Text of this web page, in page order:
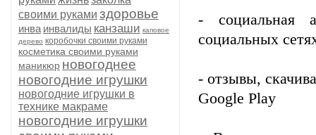
своими руками здоровье
инва инвалиды канзаши каповое
дерево коробочки своими руками
косметика своими руками
маникюр новогоднее
новогодние игрушки
новогодние игрушки в
технике макраме
новогодние игрушки
- социальная
социальных
- отзывы,
Google Play